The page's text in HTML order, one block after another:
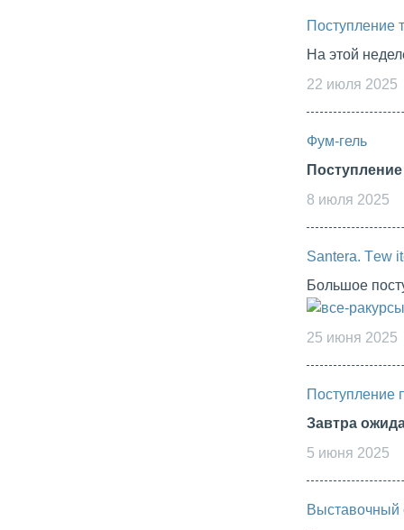
Поступление
На этой
22 июля 2025
Фум-гель
8 июля 2025
Santera. Тew
Большое
25 июня 2025
Поступление
Завтра
5 июня 2025
Выставочный